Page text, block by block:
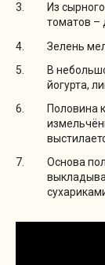
Из
томатов –
Зелень
В
йогурта,
Половина
Основа